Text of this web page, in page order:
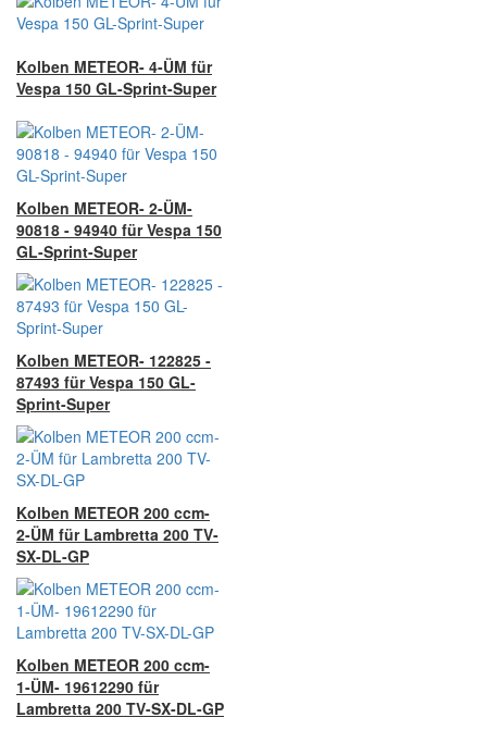
Kolben METEOR- 4-ÜM für
Vespa 150 GL-Sprint-Super
Kolben METEOR- 2-ÜM-
90818 - 94940 für Vespa 150
GL-Sprint-Super
Kolben METEOR- 122825 -
87493 für Vespa 150 GL-
Sprint-Super
Kolben METEOR 200 ccm-
2-ÜM für Lambretta 200 TV-
SX-DL-GP
Kolben METEOR 200 ccm-
1-ÜM- 19612290 für
Lambretta 200 TV-SX-DL-GP